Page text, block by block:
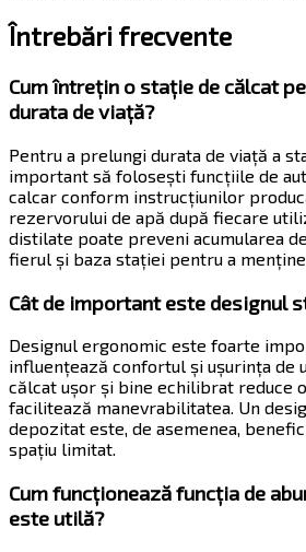
Întrebări frecvente
Cum întrețin o stație de călcat
durata de viață?
Pentru a prelungi durata de viață a
important să folosești funcțiile de
calcar conform instrucțiunilor
rezervorului de apă după fiecare
distilate poate preveni acumularea
fierul și baza stației pentru a
Cât de important este designul
Designul ergonomic este foarte
influențează confortul și ușurința de
călcat ușor și bine echilibrat reduce
facilitează manevrabilitatea. Un
depozitat este, de asemenea,
spațiu limitat.
Cum funcționează funcția de
este utilă?